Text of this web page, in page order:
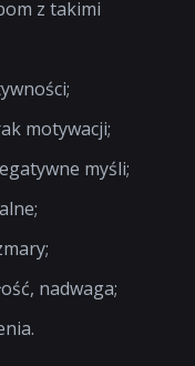
z takimi
motywacji;
myśli;
nadwaga;